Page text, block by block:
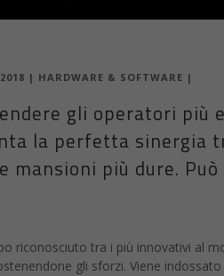
| HARDWARE & SOFTWARE |
gli operatori
la perfetta sinergia
mansioni più dure.
riconosciuto tra i più innovativi al
gli sforzi. Viene